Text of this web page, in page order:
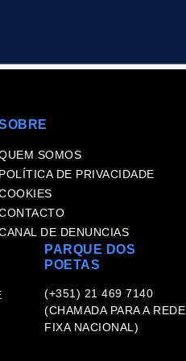
SOMOS
POLÍTICA DE PRIVACIDADE
DE DENUNCIAS
PARQUE DOS
POETAS
(+351) 21 469 7140
(CHAMADA PARA A REDE
FIXA NACIONAL)